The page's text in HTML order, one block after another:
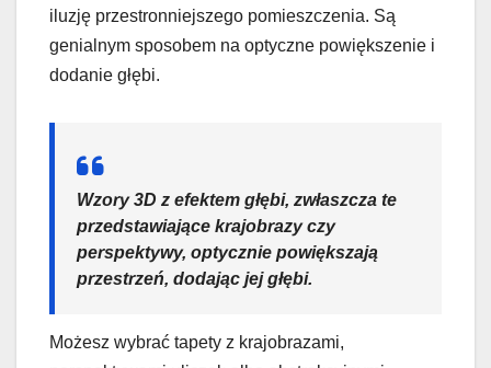
iluzję przestronniejszego pomieszczenia. Są
genialnym sposobem na optyczne powiększenie i
dodanie głębi.
Wzory 3D z efektem głębi, zwłaszcza te
przedstawiające krajobrazy czy
perspektywy, optycznie powiększają
przestrzeń, dodając jej głębi.
Możesz wybrać tapety z krajobrazami,